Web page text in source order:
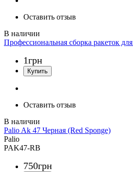
Оставить отзыв
Профессиональная сборка ракеток
1грн
Оставить отзыв
Palio Ak 47 Черная (Red Sponge)
Palio
PAK47-RB
750грн